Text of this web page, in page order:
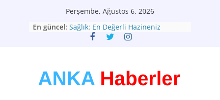
Perşembe, Ağustos 6, 2026
En güncel: Sağlık: En Değerli Hazineniz
BAŞLIKYükselen Türkiye: Fırsatlar,
Moda: Zamansız Bir İfade Sanatı
Teknolojinin Hayatımızdaki Yeri ve